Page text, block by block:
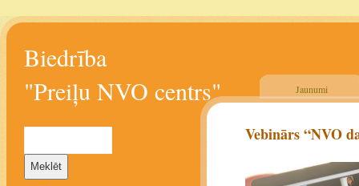
Biedrība
"Preiļu NVO centrs"
Jaunumi
Vebinārs “NVO